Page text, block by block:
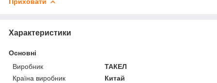
Характеристики
Основні
Виробник
ТАКЕЛ
Країна виробник
Китай